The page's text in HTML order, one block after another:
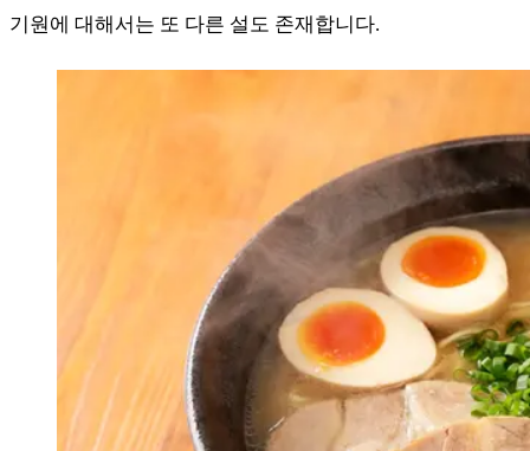
기원에 대해서는 또 다른 설도 존재합니다.